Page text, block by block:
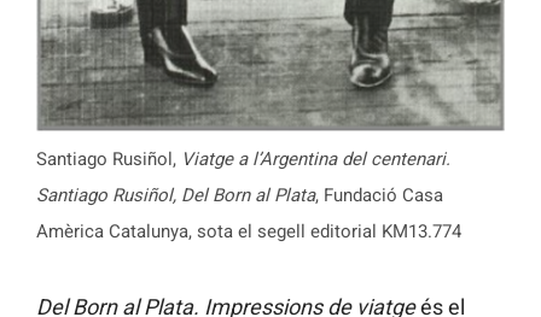
Santiago Rusiñol, Viatge a l’Argentina del centenari.
Santiago Rusiñol, Del Born al Plata, Fundació Casa
Amèrica Catalunya, sota el segell editorial KM13.774
Del Born al Plata. Impressions de viatgeés el